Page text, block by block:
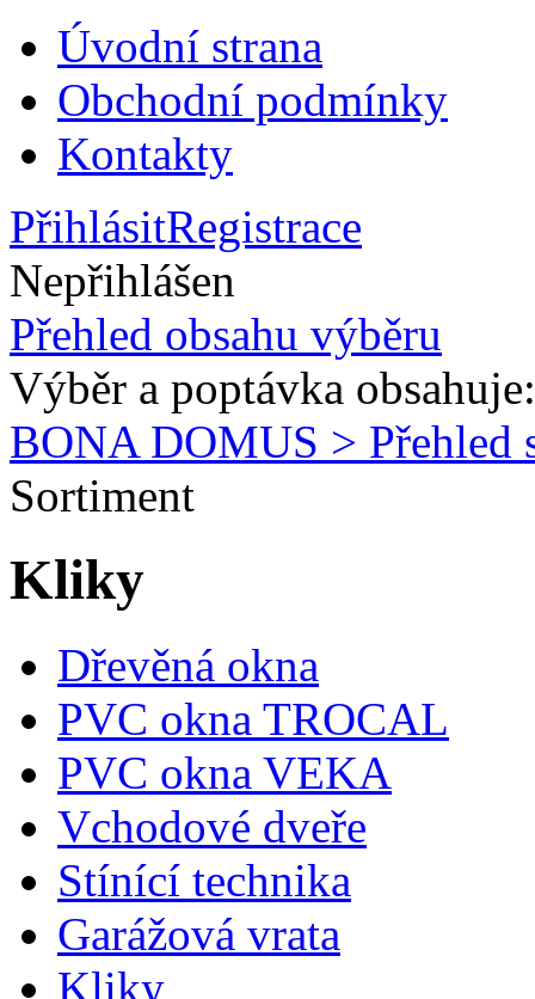
Úvodní strana
Obchodní podmínky
Kontakty
PřihlásitRegistrace
Nepřihlášen
Přehled obsahu výběru
Výběr a poptávka
BONA DOMUS > Přehled
Sortiment
Kliky
Dřevěná okna
PVC okna TROCAL
PVC okna VEKA
Vchodové dveře
Stínící technika
Garážová vrata
Kliky